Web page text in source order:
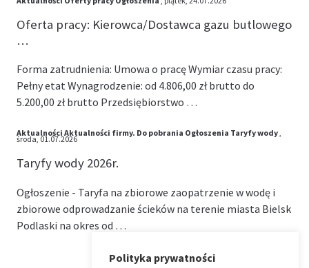
Oferta pracy: Kierowca/Dostawca gazu butlowego
…
Forma zatrudnienia: Umowa o pracę Wymiar czasu pracy:
Pełny etat Wynagrodzenie: od 4.806,00 zł brutto do
5.200,00 zł brutto Przedsiębiorstwo …
Aktualności Aktualności firmy. Do pobrania Ogłoszenia Taryfy wody,
środa, 01.07.2026
Taryfy wody 2026r.
Ogłoszenie - Taryfa na zbiorowe zaopatrzenie w wodę i
zbiorowe odprowadzanie ścieków na terenie miasta Bielsk
Podlaski na okres od …
Polityka prywatności